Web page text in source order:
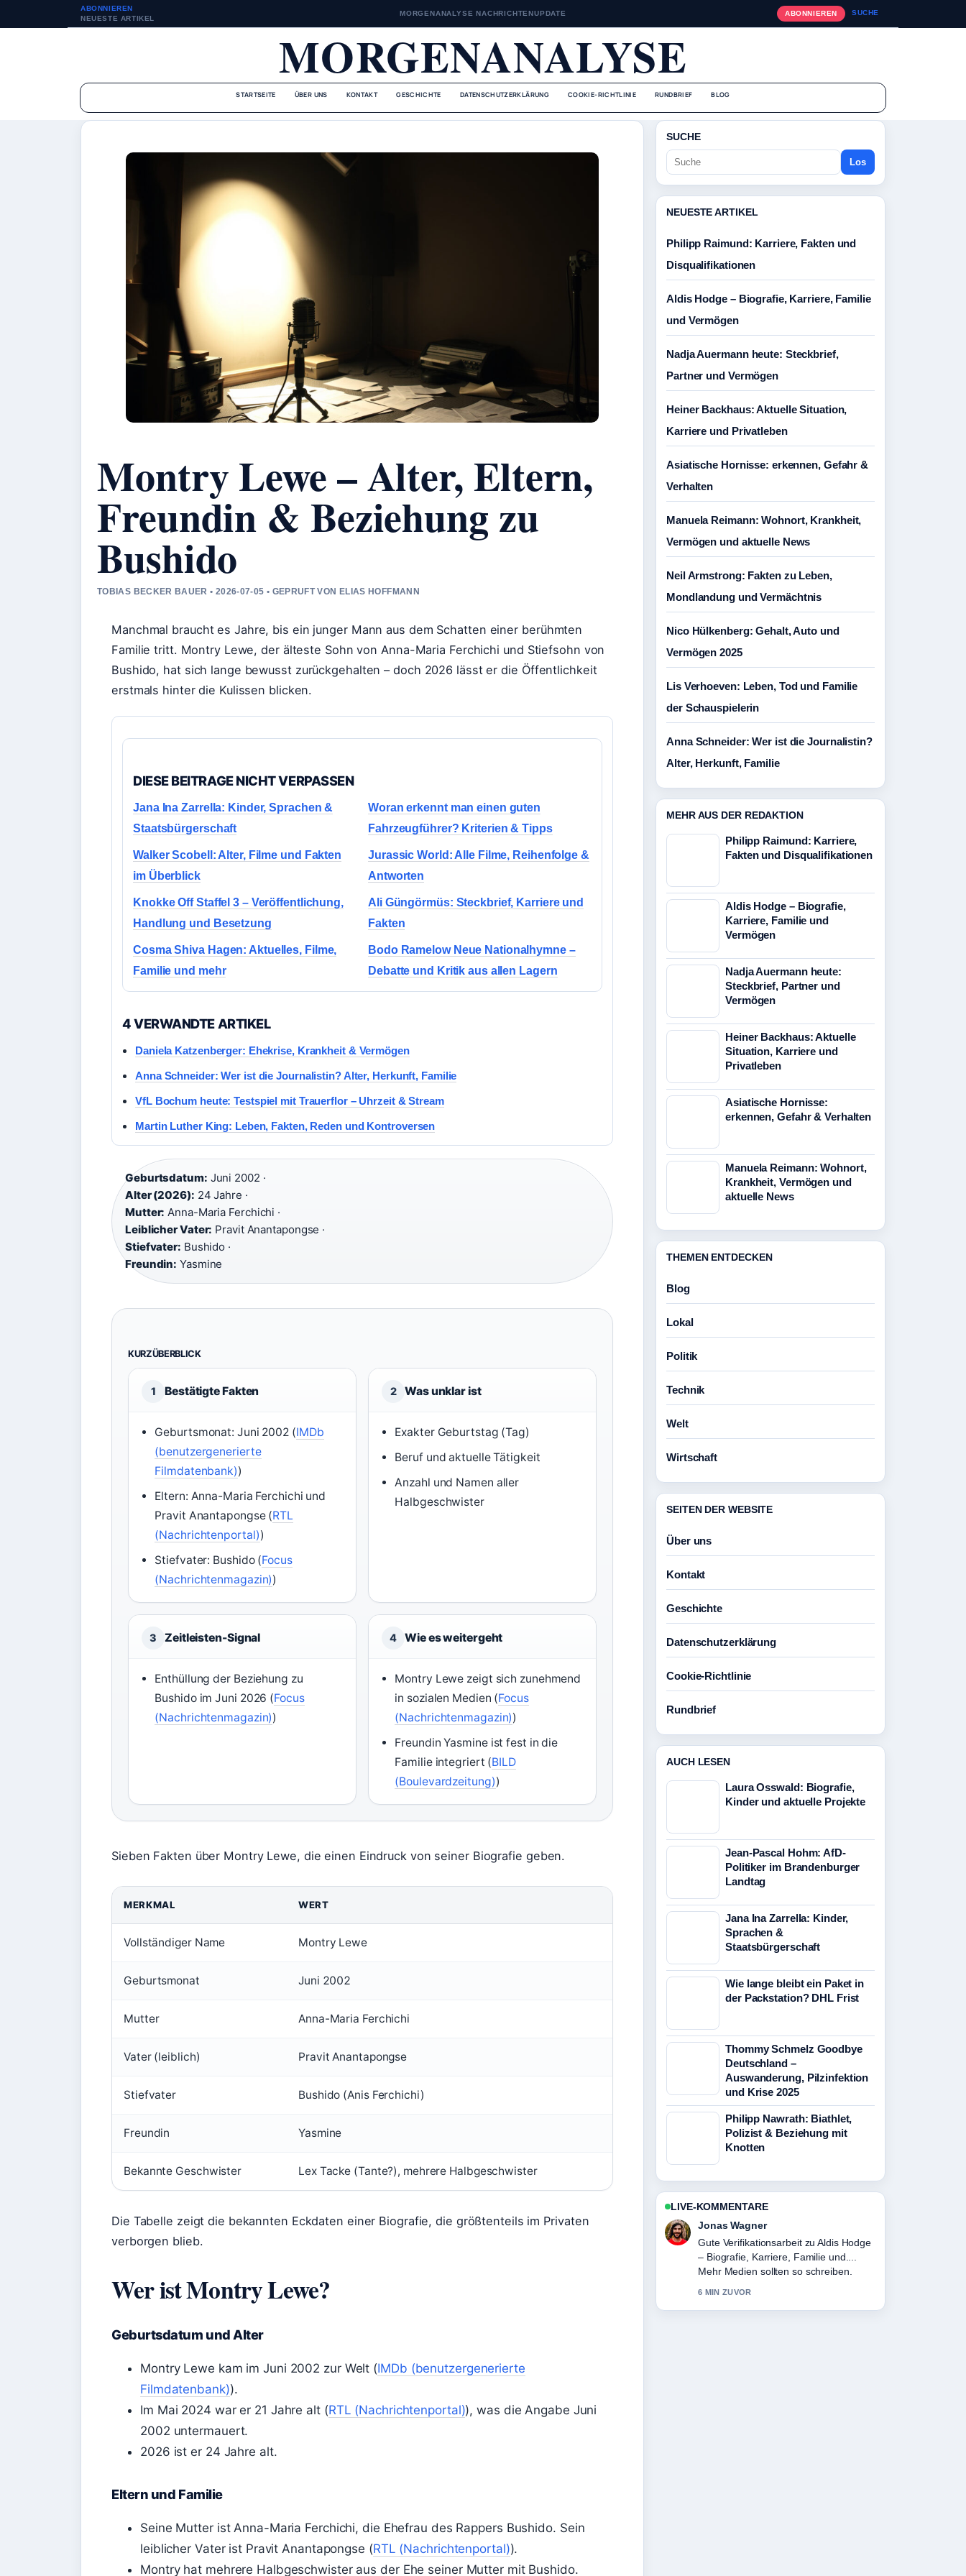
ABONNIEREN
NEUESTE ARTIKEL
MORGENANALYSE NACHRICHTENUPDATE ABONNIEREN SUCHE
MORGENANALYSE
STARTSEITE ÜBER UNS KONTAKT GESCHICHTE DATENSCHUTZERKLÄRUNG COOKIE-RICHTLINIE RUNDBRIEF BLOG
Montry Lewe – Alter, Eltern,
Freundin & Beziehung zu
Bushido
TOBIAS BECKER BAUER • 2026-07-05 • GEPRUFT VON ELIAS HOFFMANN
Manchmal braucht es Jahre, bis ein junger Mann aus dem Schatten einer berühmten
Familie tritt. Montry Lewe, der älteste Sohn von Anna-Maria Ferchichi und Stiefsohn von
Bushido, hat sich lange bewusst zurückgehalten – doch 2026 lässt er die Öffentlichkeit
erstmals hinter die Kulissen blicken.
DIESE BEITRAGE NICHT VERPASSEN
Jana Ina Zarrella: Kinder, Sprachen &
Staatsbürgerschaft
Woran erkennt man einen guten
Fahrzeugführer? Kriterien & Tipps
Walker Scobell: Alter, Filme und Fakten
im Überblick
Jurassic World: Alle Filme, Reihenfolge &
Antworten
Knokke Off Staffel 3 – Veröffentlichung,
Handlung und Besetzung
Ali Güngörmüs: Steckbrief, Karriere und
Fakten
Cosma Shiva Hagen: Aktuelles, Filme,
Familie und mehr
Bodo Ramelow Neue Nationalhymne –
Debatte und Kritik aus allen Lagern
4 VERWANDTE ARTIKEL
Daniela Katzenberger: Ehekrise, Krankheit & Vermögen
Anna Schneider: Wer ist die Journalistin? Alter, Herkunft, Familie
VfL Bochum heute: Testspiel mit Trauerflor – Uhrzeit & Stream
Martin Luther King: Leben, Fakten, Reden und Kontroversen
Geburtsdatum: Juni 2002 ·
Alter (2026): 24 Jahre ·
Mutter: Anna-Maria Ferchichi ·
Leiblicher Vater: Pravit Anantapongse ·
Stiefvater: Bushido ·
Freundin: Yasmine
KURZÜBERBLICK
1 Bestätigte Fakten
Geburtsmonat: Juni 2002 (IMDb
(benutzergenerierte
Filmdatenbank))
Eltern: Anna-Maria Ferchichi und
Pravit Anantapongse (RTL
(Nachrichtenportal))
Stiefvater: Bushido (Focus
(Nachrichtenmagazin))
2 Was unklar ist
Exakter Geburtstag (Tag)
Beruf und aktuelle Tätigkeit
Anzahl und Namen aller
Halbgeschwister
3 Zeitleisten-Signal
Enthüllung der Beziehung zu
Bushido im Juni 2026 (Focus
(Nachrichtenmagazin))
4 Wie es weitergeht
Montry Lewe zeigt sich zunehmend
in sozialen Medien (Focus
(Nachrichtenmagazin))
Freundin Yasmine ist fest in die
Familie integriert (BILD
(Boulevardzeitung))
Sieben Fakten über Montry Lewe, die einen Eindruck von seiner Biografie geben.
MERKMAL WERT
Vollständiger Name Montry Lewe
Geburtsmonat Juni 2002
Mutter Anna-Maria Ferchichi
Vater (leiblich) Pravit Anantapongse
Stiefvater Bushido (Anis Ferchichi)
Freundin Yasmine
Bekannte Geschwister Lex Tacke (Tante?), mehrere Halbgeschwister
Die Tabelle zeigt die bekannten Eckdaten einer Biografie, die größtenteils im Privaten
verborgen blieb.
Wer ist Montry Lewe?
Geburtsdatum und Alter
Montry Lewe kam im Juni 2002 zur Welt (IMDb (benutzergenerierte
Filmdatenbank)).
Im Mai 2024 war er 21 Jahre alt (RTL (Nachrichtenportal)), was die Angabe Juni
2002 untermauert.
2026 ist er 24 Jahre alt.
Eltern und Familie
Seine Mutter ist Anna-Maria Ferchichi, die Ehefrau des Rappers Bushido. Sein
leiblicher Vater ist Pravit Anantapongse (RTL (Nachrichtenportal)).
Montry hat mehrere Halbgeschwister aus der Ehe seiner Mutter mit Bushido.
SUCHE
Los
NEUESTE ARTIKEL
Philipp Raimund: Karriere, Fakten und
Disqualifikationen
Aldis Hodge – Biografie, Karriere, Familie
und Vermögen
Nadja Auermann heute: Steckbrief,
Partner und Vermögen
Heiner Backhaus: Aktuelle Situation,
Karriere und Privatleben
Asiatische Hornisse: erkennen, Gefahr &
Verhalten
Manuela Reimann: Wohnort, Krankheit,
Vermögen und aktuelle News
Neil Armstrong: Fakten zu Leben,
Mondlandung und Vermächtnis
Nico Hülkenberg: Gehalt, Auto und
Vermögen 2025
Lis Verhoeven: Leben, Tod und Familie
der Schauspielerin
Anna Schneider: Wer ist die Journalistin?
Alter, Herkunft, Familie
MEHR AUS DER REDAKTION
Philipp Raimund: Karriere,
Fakten und Disqualifikationen
Aldis Hodge – Biografie,
Karriere, Familie und
Vermögen
Nadja Auermann heute:
Steckbrief, Partner und
Vermögen
Heiner Backhaus: Aktuelle
Situation, Karriere und
Privatleben
Asiatische Hornisse:
erkennen, Gefahr & Verhalten
Manuela Reimann: Wohnort,
Krankheit, Vermögen und
aktuelle News
THEMEN ENTDECKEN
Blog
Lokal
Politik
Technik
Welt
Wirtschaft
SEITEN DER WEBSITE
Über uns
Kontakt
Geschichte
Datenschutzerklärung
Cookie-Richtlinie
Rundbrief
AUCH LESEN
Laura Osswald: Biografie,
Kinder und aktuelle Projekte
Jean-Pascal Hohm: AfD-
Politiker im Brandenburger
Landtag
Jana Ina Zarrella: Kinder,
Sprachen &
Staatsbürgerschaft
Wie lange bleibt ein Paket in
der Packstation? DHL Frist
Thommy Schmelz Goodbye
Deutschland –
Auswanderung, Pilzinfektion
und Krise 2025
Philipp Nawrath: Biathlet,
Polizist & Beziehung mit
Knotten
LIVE-KOMMENTARE
Lena Schmidt
Starke Einordnung zu Nadja Auermann
heute: Steckbrief, Partner und
Vermögen. Das ist die klarste